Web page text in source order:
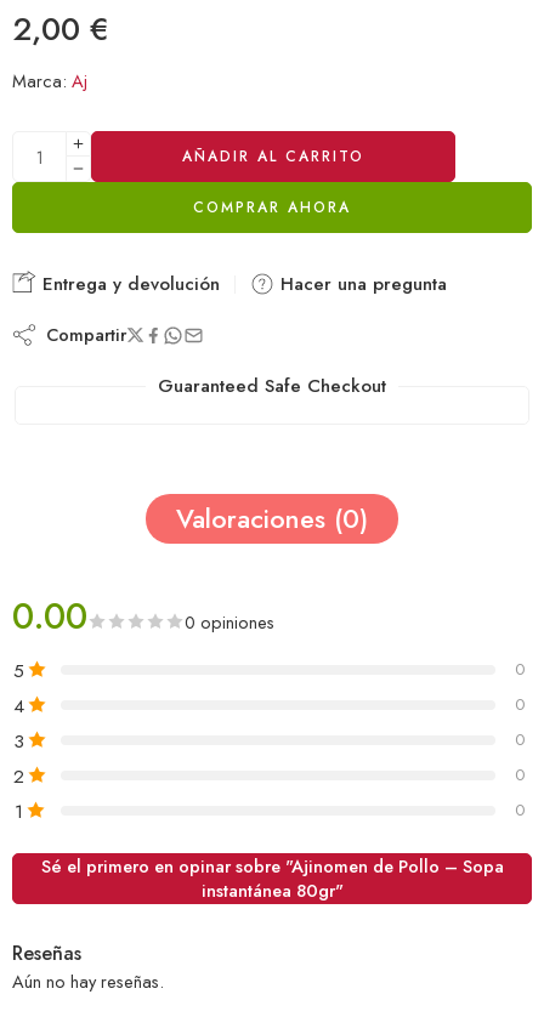
2,00 €
Marca: Aj
AÑADIR AL CARRITO
COMPRAR AHORA
Alternative:
Entrega y devolución Hacer una pregunta
Compartir
Guaranteed Safe Checkout
Valoraciones (0)
0.00 0 opiniones
5 0
4 0
3 0
2 0
1 0
Sé el primero en opinar sobre "Ajinomen de Pollo – Sopa
instantánea 80gr"
Reseñas
Aún no hay reseñas.